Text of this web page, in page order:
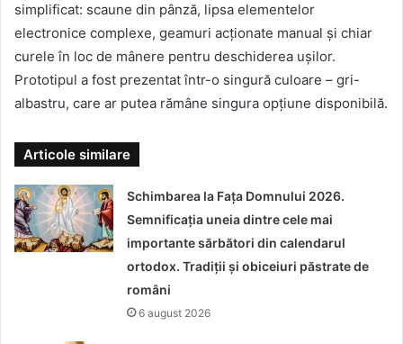
simplificat: scaune din pânză, lipsa elementelor
electronice complexe, geamuri acționate manual și chiar
curele în loc de mânere pentru deschiderea ușilor.
Prototipul a fost prezentat într-o singură culoare – gri-
albastru, care ar putea rămâne singura opțiune disponibilă.
Articole similare
Schimbarea la Fața Domnului 2026.
Semnificația uneia dintre cele mai
importante sărbători din calendarul
ortodox. Tradiții și obiceiuri păstrate de
români
6 august 2026